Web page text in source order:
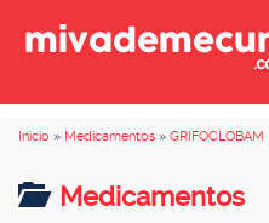
Inicio » Medicamentos » GRIFOCLOBAM
Medicamentos